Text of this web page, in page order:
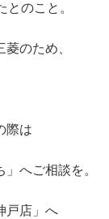
のこと。
のため、
際は
へご相談を。
戸店」へ